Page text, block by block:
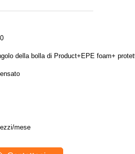
della bolla di Product+EPE foam+
mese